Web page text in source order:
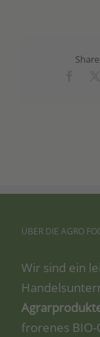
ÜBER DIE AGRO
Wir sind ein
fro­re­nes BIO-